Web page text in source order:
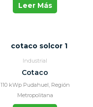
Leer Más
Industrial
Cotaco
110 kWp Pudahuel, Región
Metropolitana